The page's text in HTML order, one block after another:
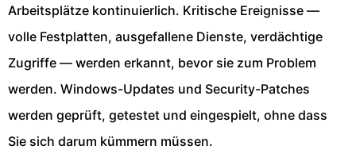
Arbeitsplätze kontinuierlich. Kritische Ereignisse —
volle Festplatten, ausgefallene Dienste, verdächtige
Zugriffe — werden erkannt, bevor sie zum Problem
werden. Windows-Updates und Security-Patches
werden geprüft, getestet und eingespielt, ohne dass
Sie sich darum kümmern müssen.